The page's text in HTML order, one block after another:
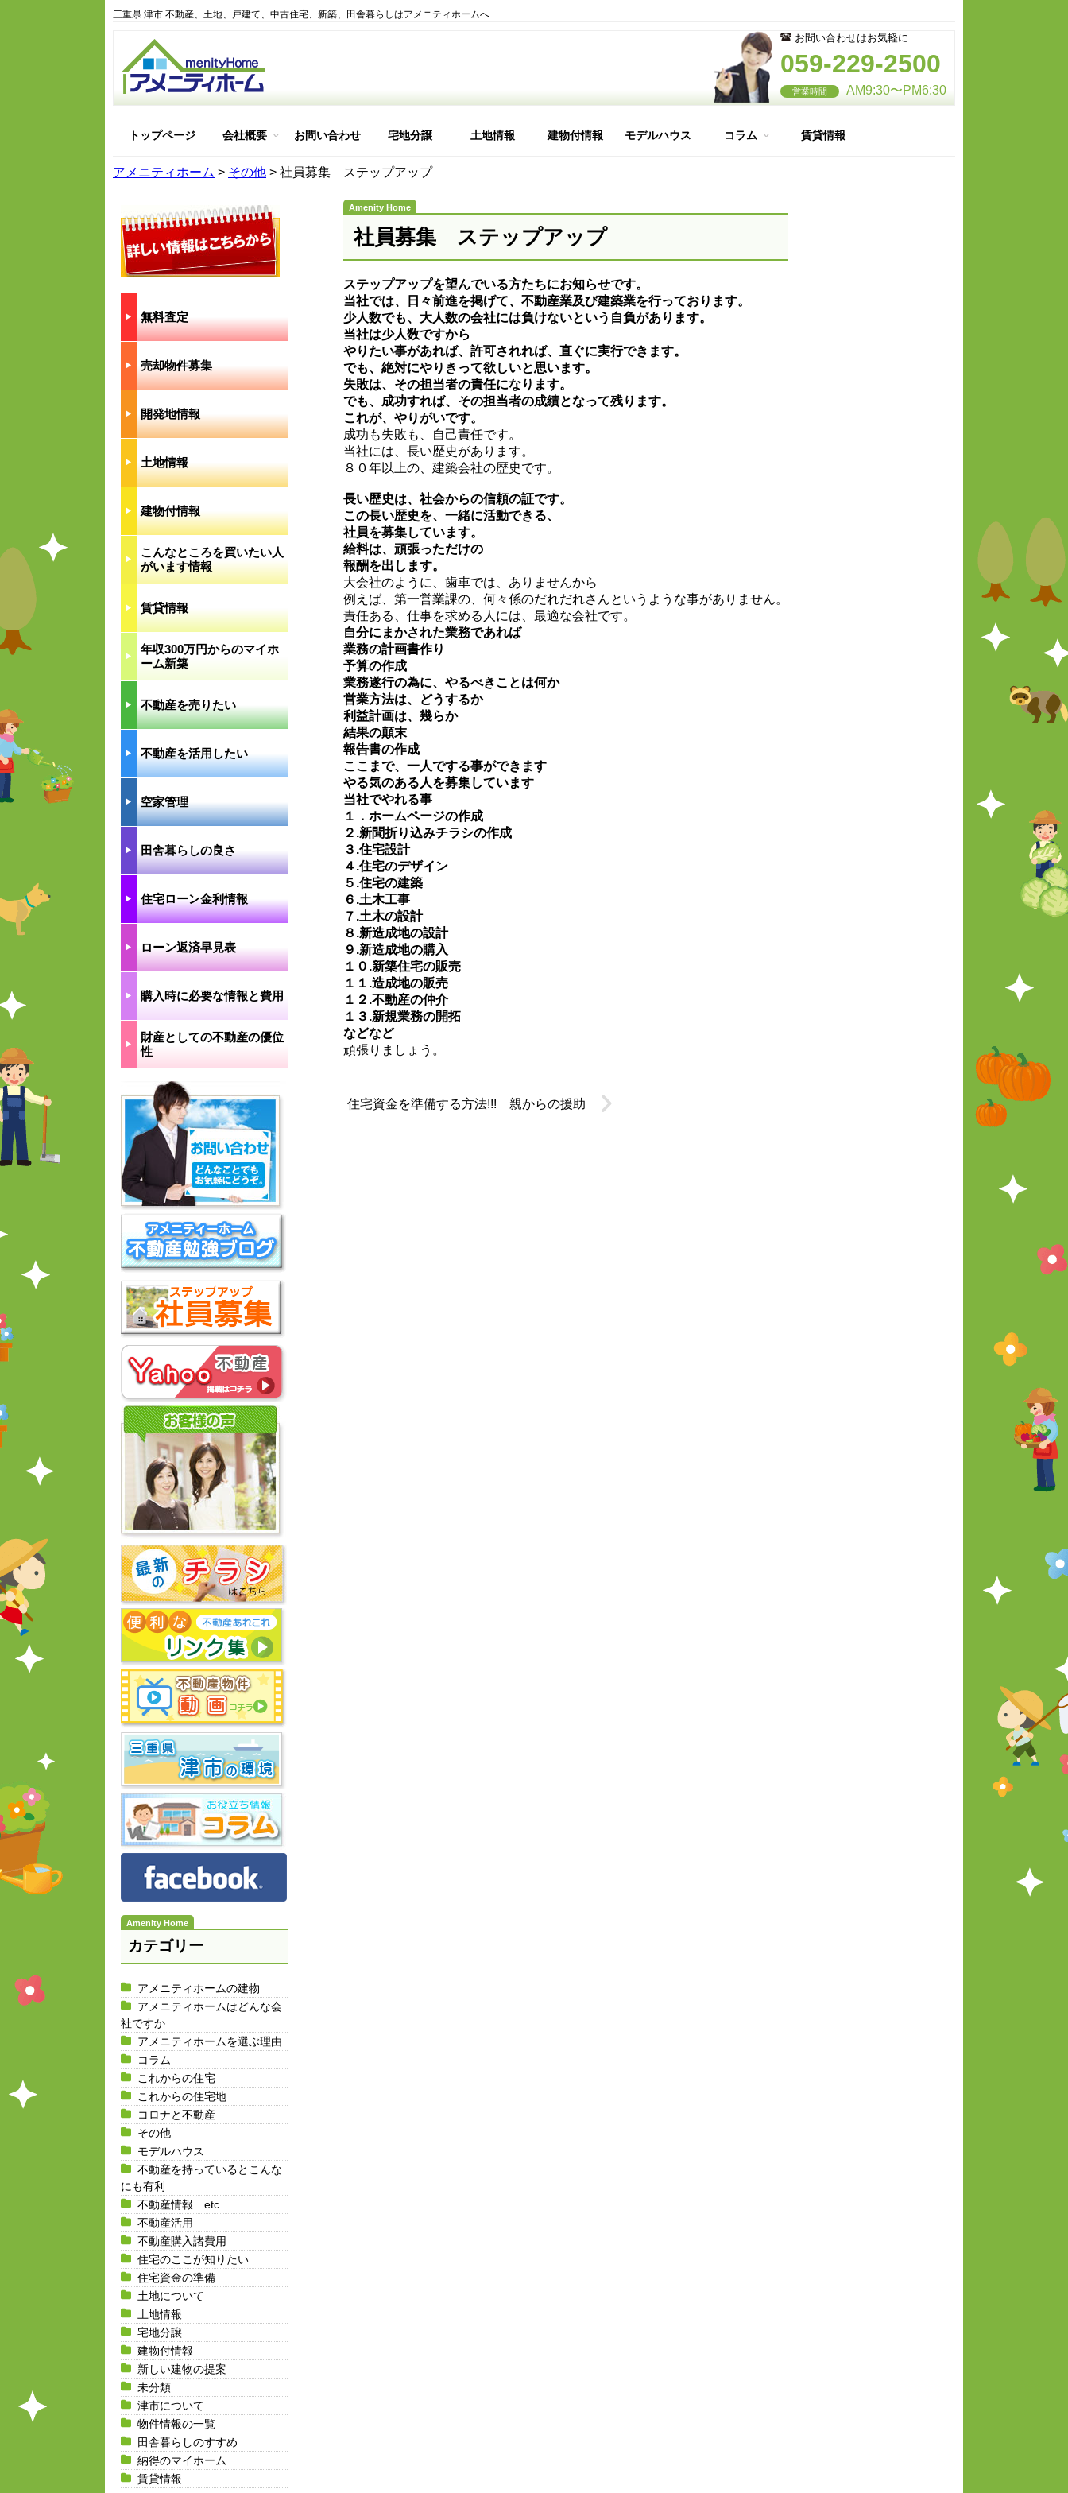
三重県 津市 不動産、土地、戸建て、中古住宅、新築、田舎暮らしはアメニティホームへ
お問い合わせはお気軽に
059-229-2500
営業時間 AM9:30〜PM6:30
トップページ
会社概要
お問い合わせ 宅地分譲 土地情報 建物付情報 モデルハウス
コラム
賃貸情報
アメニティホーム > その他 > 社員募集 ステップアップ
▶︎ 無料査定
▶︎ 売却物件募集
▶︎ 開発地情報
▶︎ 土地情報
▶︎ 建物付情報
▶︎
こんなところを買いたい人
がいます情報
▶︎ 賃貸情報
▶︎
年収300万円からのマイホ
ーム新築
▶︎ 不動産を売りたい
▶︎ 不動産を活用したい
▶︎ 空家管理
▶︎ 田舎暮らしの良さ
▶︎ 住宅ローン金利情報
▶︎ ローン返済早見表
▶︎ 購入時に必要な情報と費用
▶︎
財産としての不動産の優位
性
カテゴリー
アメニティホームの建物
アメニティホームはどんな会
社ですか
アメニティホームを選ぶ理由
コラム
これからの住宅
これからの住宅地
コロナと不動産
その他
モデルハウス
不動産を持っているとこんな
にも有利
不動産情報 etc
不動産活用
不動産購入諸費用
住宅のここが知りたい
住宅資金の準備
土地について
土地情報
宅地分譲
建物付情報
新しい建物の提案
未分類
津市について
物件情報の一覧
田舎暮らしのすすめ
納得のマイホーム
賃貸情報
社員募集 ステップアップ
ステップアップを望んでいる方たちにお知らせです。
当社では、日々前進を掲げて、不動産業及び建築業を行っております。
少人数でも、大人数の会社には負けないという自負があります。
当社は少人数ですから
やりたい事があれば、許可されれば、直ぐに実行できます。
でも、絶対にやりきって欲しいと思います。
失敗は、その担当者の責任になります。
でも、成功すれば、その担当者の成績となって残ります。
これが、やりがいです。
成功も失敗も、自己責任です。
当社には、長い歴史があります。
８０年以上の、建築会社の歴史です。
長い歴史は、社会からの信頼の証です。
この長い歴史を、一緒に活動できる、
社員を募集しています。
給料は、頑張っただけの
報酬を出します。
大会社のように、歯車では、ありませんから
例えば、第一営業課の、何々係のだれだれさんというような事がありません。
責任ある、仕事を求める人には、最適な会社です。
自分にまかされた業務であれば
業務の計画書作り
予算の作成
業務遂行の為に、やるべきことは何か
営業方法は、どうするか
利益計画は、幾らか
結果の顛末
報告書の作成
ここまで、一人でする事ができます
やる気のある人を募集しています
当社でやれる事
１．ホームページの作成
２.新聞折り込みチラシの作成
３.住宅設計
４.住宅のデザイン
５.住宅の建築
６.土木工事
７.土木の設計
８.新造成地の設計
９.新造成地の購入
１０.新築住宅の販売
１１.造成地の販売
１２.不動産の仲介
１３.新規業務の開拓
などなど
頑張りましょう。
住宅資金を準備する方法!!! 親からの援助